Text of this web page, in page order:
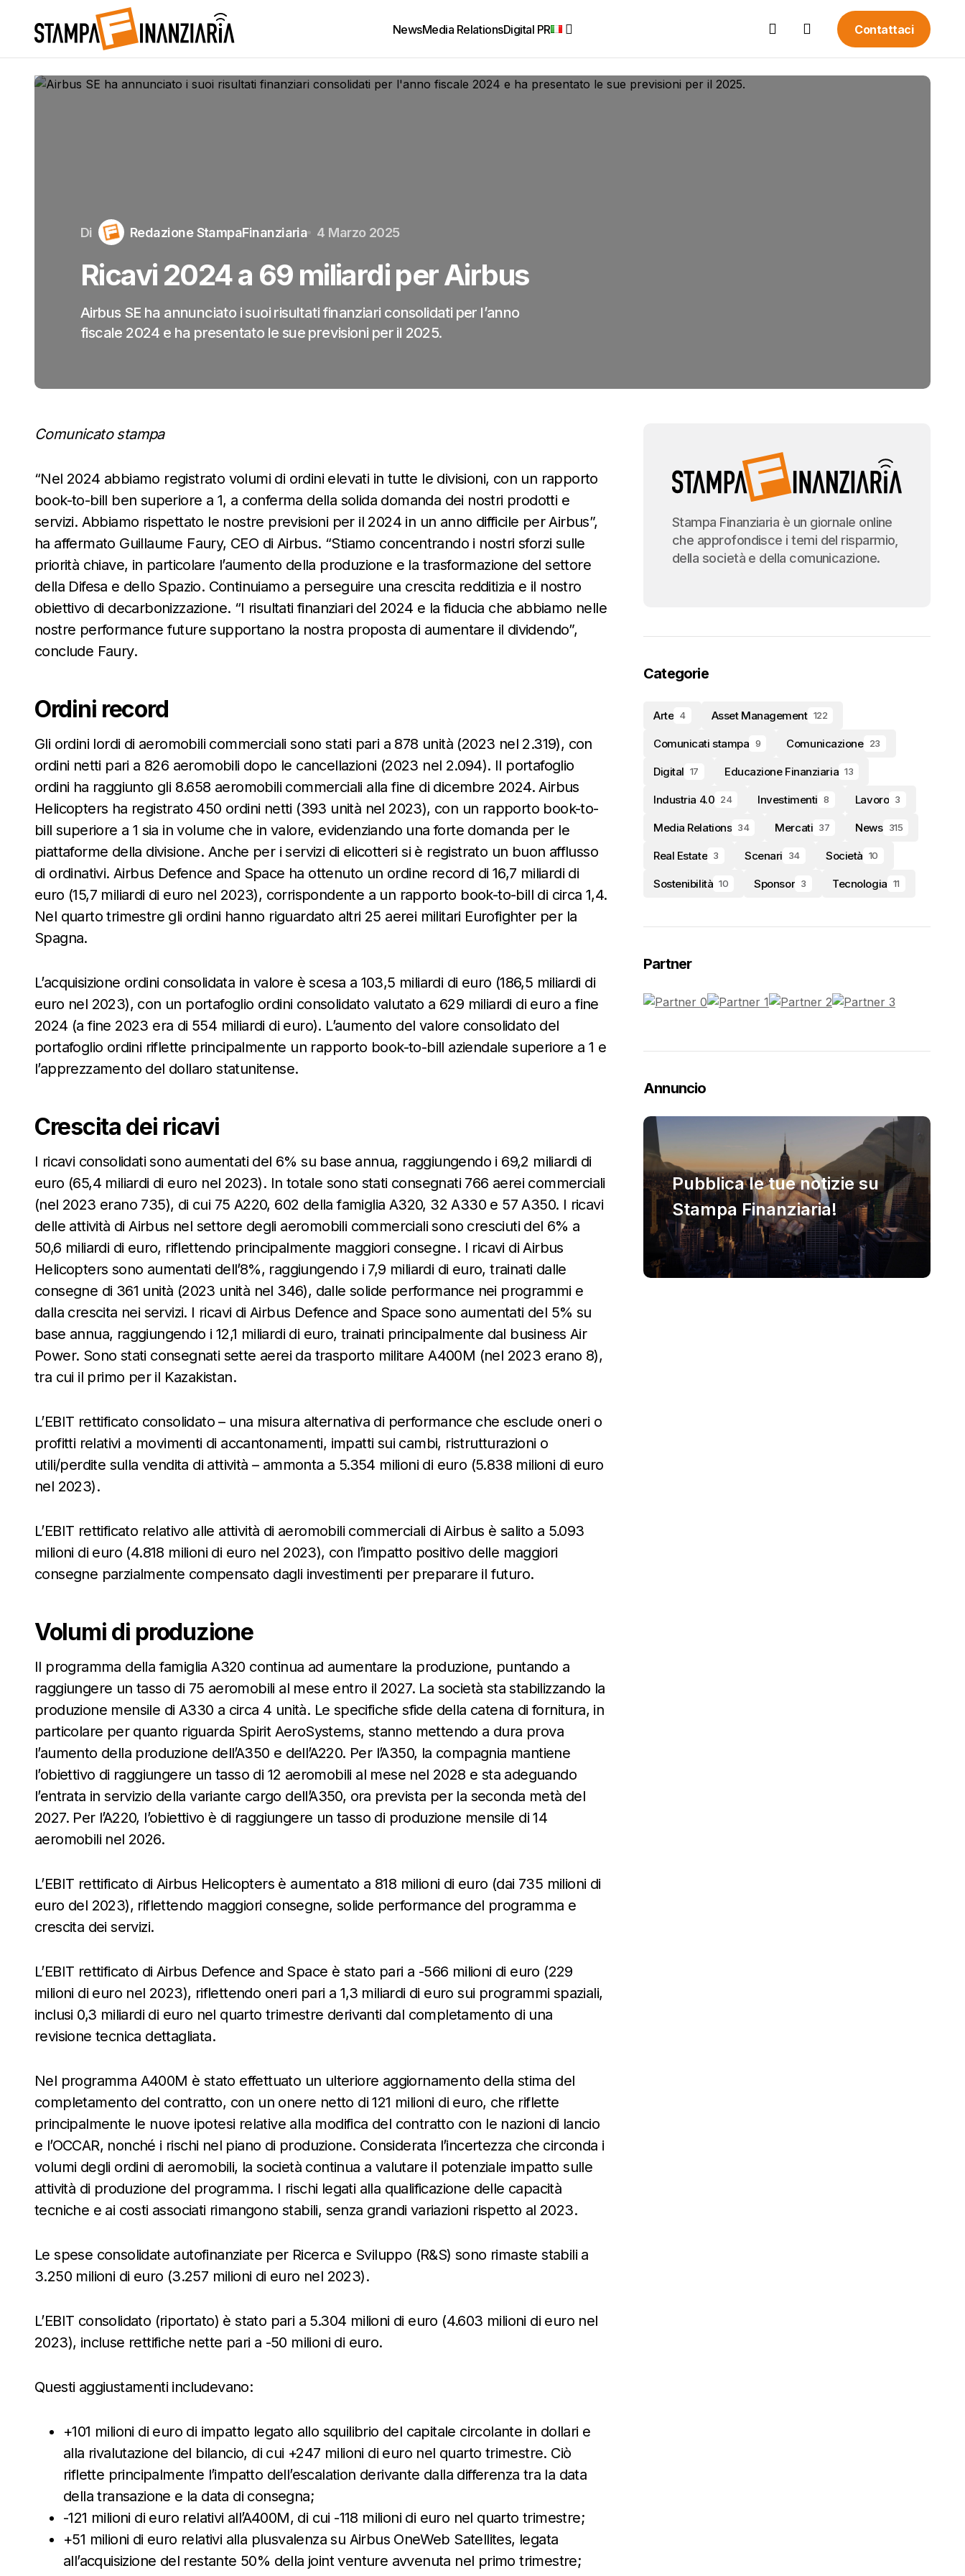
NewsMedia RelationsDigital PR Contattaci
Di Redazione StampaFinanziaria 4 Marzo 2025
Ricavi 2024 a 69 miliardi per Airbus
Airbus SE ha annunciato i suoi risultati finanziari consolidati per l’anno
fiscale 2024 e ha presentato le sue previsioni per il 2025.
Comunicato stampa
“Nel 2024 abbiamo registrato volumi di ordini elevati in tutte le divisioni, con un rapporto
book-to-bill ben superiore a 1, a conferma della solida domanda dei nostri prodotti e
servizi. Abbiamo rispettato le nostre previsioni per il 2024 in un anno difficile per Airbus”,
ha affermato Guillaume Faury, CEO di Airbus. “Stiamo concentrando i nostri sforzi sulle
priorità chiave, in particolare l’aumento della produzione e la trasformazione del settore
della Difesa e dello Spazio. Continuiamo a perseguire una crescita redditizia e il nostro
obiettivo di decarbonizzazione. “I risultati finanziari del 2024 e la fiducia che abbiamo nelle
nostre performance future supportano la nostra proposta di aumentare il dividendo”,
conclude Faury.
Ordini record
Gli ordini lordi di aeromobili commerciali sono stati pari a 878 unità (2023 nel 2.319), con
ordini netti pari a 826 aeromobili dopo le cancellazioni (2023 nel 2.094). Il portafoglio
ordini ha raggiunto gli 8.658 aeromobili commerciali alla fine di dicembre 2024. Airbus
Helicopters ha registrato 450 ordini netti (393 unità nel 2023), con un rapporto book-to-
bill superiore a 1 sia in volume che in valore, evidenziando una forte domanda per le
piattaforme della divisione. Anche per i servizi di elicotteri si è registrato un buon afflusso
di ordinativi. Airbus Defence and Space ha ottenuto un ordine record di 16,7 miliardi di
euro (15,7 miliardi di euro nel 2023), corrispondente a un rapporto book-to-bill di circa 1,4.
Nel quarto trimestre gli ordini hanno riguardato altri 25 aerei militari Eurofighter per la
Spagna.
L’acquisizione ordini consolidata in valore è scesa a 103,5 miliardi di euro (186,5 miliardi di
euro nel 2023), con un portafoglio ordini consolidato valutato a 629 miliardi di euro a fine
2024 (a fine 2023 era di 554 miliardi di euro). L’aumento del valore consolidato del
portafoglio ordini riflette principalmente un rapporto book-to-bill aziendale superiore a 1 e
l’apprezzamento del dollaro statunitense.
Crescita dei ricavi
I ricavi consolidati sono aumentati del 6% su base annua, raggiungendo i 69,2 miliardi di
euro (65,4 miliardi di euro nel 2023). In totale sono stati consegnati 766 aerei commerciali
(nel 2023 erano 735), di cui 75 A220, 602 della famiglia A320, 32 A330 e 57 A350. I ricavi
delle attività di Airbus nel settore degli aeromobili commerciali sono cresciuti del 6% a
50,6 miliardi di euro, riflettendo principalmente maggiori consegne. I ricavi di Airbus
Helicopters sono aumentati dell’8%, raggiungendo i 7,9 miliardi di euro, trainati dalle
consegne di 361 unità (2023 unità nel 346), dalle solide performance nei programmi e
dalla crescita nei servizi. I ricavi di Airbus Defence and Space sono aumentati del 5% su
base annua, raggiungendo i 12,1 miliardi di euro, trainati principalmente dal business Air
Power. Sono stati consegnati sette aerei da trasporto militare A400M (nel 2023 erano 8),
tra cui il primo per il Kazakistan.
L’EBIT rettificato consolidato – una misura alternativa di performance che esclude oneri o
profitti relativi a movimenti di accantonamenti, impatti sui cambi, ristrutturazioni o
utili/perdite sulla vendita di attività – ammonta a 5.354 milioni di euro (5.838 milioni di euro
nel 2023).
L’EBIT rettificato relativo alle attività di aeromobili commerciali di Airbus è salito a 5.093
milioni di euro (4.818 milioni di euro nel 2023), con l’impatto positivo delle maggiori
consegne parzialmente compensato dagli investimenti per preparare il futuro.
Volumi di produzione
Il programma della famiglia A320 continua ad aumentare la produzione, puntando a
raggiungere un tasso di 75 aeromobili al mese entro il 2027. La società sta stabilizzando la
produzione mensile di A330 a circa 4 unità. Le specifiche sfide della catena di fornitura, in
particolare per quanto riguarda Spirit AeroSystems, stanno mettendo a dura prova
l’aumento della produzione dell’A350 e dell’A220. Per l’A350, la compagnia mantiene
l’obiettivo di raggiungere un tasso di 12 aeromobili al mese nel 2028 e sta adeguando
l’entrata in servizio della variante cargo dell’A350, ora prevista per la seconda metà del
2027. Per l’A220, l’obiettivo è di raggiungere un tasso di produzione mensile di 14
aeromobili nel 2026.
L’EBIT rettificato di Airbus Helicopters è aumentato a 818 milioni di euro (dai 735 milioni di
euro del 2023), riflettendo maggiori consegne, solide performance del programma e
crescita dei servizi.
L’EBIT rettificato di Airbus Defence and Space è stato pari a -566 milioni di euro (229
milioni di euro nel 2023), riflettendo oneri pari a 1,3 miliardi di euro sui programmi spaziali,
inclusi 0,3 miliardi di euro nel quarto trimestre derivanti dal completamento di una
revisione tecnica dettagliata.
Nel programma A400M è stato effettuato un ulteriore aggiornamento della stima del
completamento del contratto, con un onere netto di 121 milioni di euro, che riflette
principalmente le nuove ipotesi relative alla modifica del contratto con le nazioni di lancio
e l’OCCAR, nonché i rischi nel piano di produzione. Considerata l’incertezza che circonda i
volumi degli ordini di aeromobili, la società continua a valutare il potenziale impatto sulle
attività di produzione del programma. I rischi legati alla qualificazione delle capacità
tecniche e ai costi associati rimangono stabili, senza grandi variazioni rispetto al 2023.
Le spese consolidate autofinanziate per Ricerca e Sviluppo (R&S) sono rimaste stabili a
3.250 milioni di euro (3.257 milioni di euro nel 2023).
L’EBIT consolidato (riportato) è stato pari a 5.304 milioni di euro (4.603 milioni di euro nel
2023), incluse rettifiche nette pari a -50 milioni di euro.
Questi aggiustamenti includevano:
+101 milioni di euro di impatto legato allo squilibrio del capitale circolante in dollari e
alla rivalutazione del bilancio, di cui +247 milioni di euro nel quarto trimestre. Ciò
riflette principalmente l’impatto dell’escalation derivante dalla differenza tra la data
della transazione e la data di consegna;
-121 milioni di euro relativi all’A400M, di cui -118 milioni di euro nel quarto trimestre;
+51 milioni di euro relativi alla plusvalenza su Airbus OneWeb Satellites, legata
all’acquisizione del restante 50% della joint venture avvenuta nel primo trimestre;
Stampa Finanziaria è un giornale online
che approfondisce i temi del risparmio,
della società e della comunicazione.
Categorie
Arte 4 Asset Management 122
Comunicati stampa 9 Comunicazione 23
Digital 17 Educazione Finanziaria 13
Industria 4.0 24 Investimenti 8 Lavoro 3
Media Relations 34 Mercati 37 News 315
Real Estate 3 Scenari 34 Società 10
Sostenibilità 10 Sponsor 3 Tecnologia 11
Partner
Annuncio
Pubblica le tue notizie su
Stampa Finanziaria!